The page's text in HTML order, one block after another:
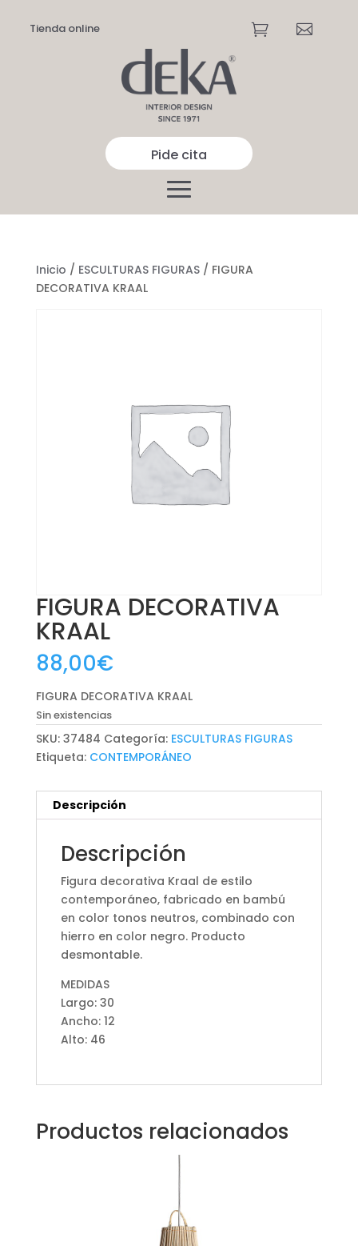
Tienda online  
Pide cita
Inicio / ESCULTURAS FIGURAS/ FIGURA
DECORATIVA KRAAL
FIGURA DECORATIVA
KRAAL
88,00€
FIGURA DECORATIVA KRAAL
Sin existencias
SKU: 37484 Categoría: ESCULTURAS FIGURAS
Etiqueta: CONTEMPORÁNEO
Descripción
Descripción
Figura decorativa Kraal de estilo
contemporáneo, fabricado en bambú
en color tonos neutros, combinado con
hierro en color negro. Producto
desmontable.
MEDIDAS
Largo: 30
Ancho: 12
Alto: 46
Productos relacionados